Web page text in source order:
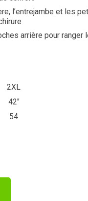
l’entrejambe et les
arrière pour ranger
2XL
42"
54